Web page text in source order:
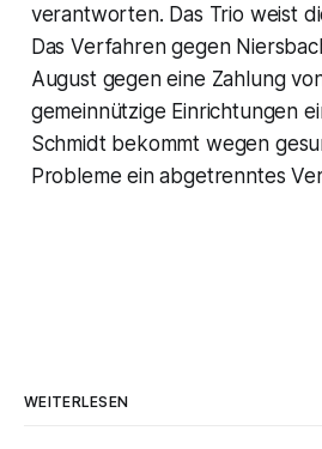
verantworten. Das Trio weist
Das Verfahren gegen
August gegen eine Zahlung
gemeinnützige Einrichtungen
Schmidt bekommt wegen
Probleme ein abgetrenntes
WEITERLESEN